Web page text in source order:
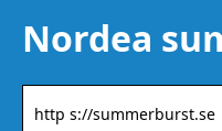
Nordea
http s://summerburst.se